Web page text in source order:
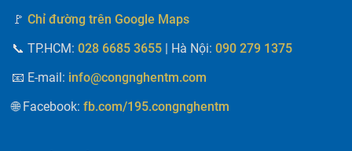
🚩 Chỉ đường trên Google Maps
📞 TP.HCM: 028 6685 3655 | Hà Nội: 090 279 1375
📧 E-mail : info@congnghentm.com
🌐 Facebook: fb.com/195.congnghentm